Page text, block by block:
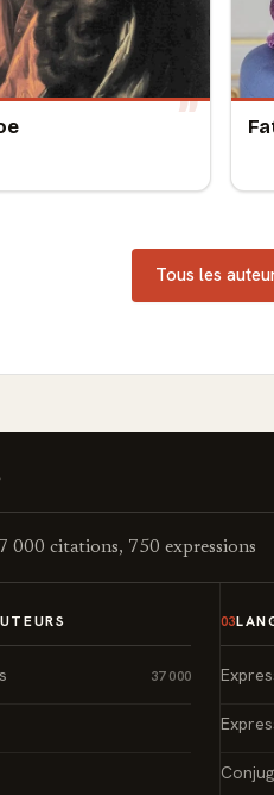
Tous les
000 citations, 750 expressions
37 000
03